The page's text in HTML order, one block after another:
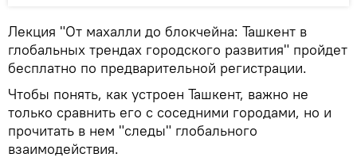
Лекция "От махалли до блокчейна: Ташкент в
глобальных трендах городского развития" пройдет
бесплатно по предварительной регистрации.
Чтобы понять, как устроен Ташкент, важно не
только сравнить его с соседними городами, но и
прочитать в нем "следы" глобального
взаимодействия.